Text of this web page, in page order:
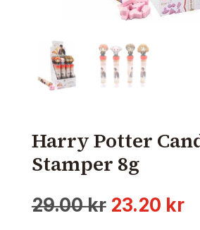
Harry Potter
Stamper 8g
29.00kr 23.20 kr